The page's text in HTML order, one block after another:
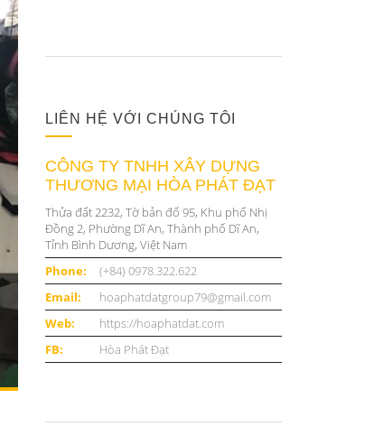
LIÊN HỆ VỚI CHÚNG TÔI
CÔNG TY TNHH XÂY DỰNG
THƯƠNG MẠI HÒA PHÁT ĐẠT
Thửa đất 2232, Tờ bản đố 95, Khu phố Nhị
Đồng 2, Phường Dĩ An, Thành phố Dĩ An,
Tỉnh Bình Dương, Việt Nam
Phone:
(+84) 0978.322.622
Email:
hoaphatdatgroup79@gmail.com
Web:
https://hoaphatdat.com
FB:
Hòa Phát Đạt